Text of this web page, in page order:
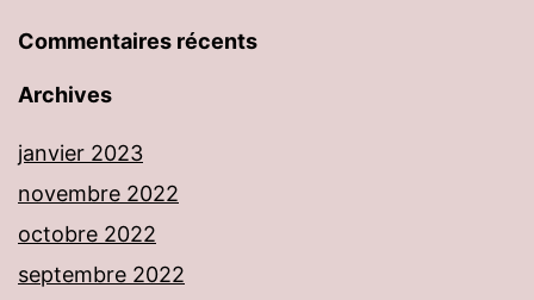
Commentaires récents
Archives
janvier 2023
novembre 2022
octobre 2022
septembre 2022